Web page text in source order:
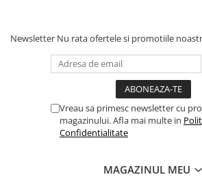
Newsletter Nu rata ofertele si promotiile
Vreau sa primesc newsletter cu
magazinului. Afla mai multe in
Confidentialitate
MAGAZINUL MEU